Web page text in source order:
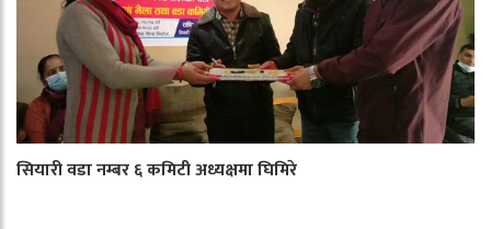
सियारी वडा नम्बर ६ कमिटी अध्यक्षमा घिमिरे